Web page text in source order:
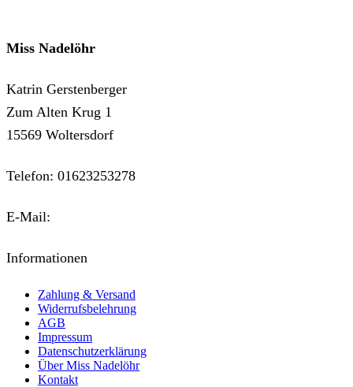
Miss Nadelöhr
Katrin Gerstenberger
Zum Alten Krug 1
15569 Woltersdorf
Telefon: 01623253278
E-Mail:
Informationen
Zahlung & Versand
Widerrufsbelehrung
AGB
Impressum
Datenschutzerklärung
Über Miss Nadelöhr
Kontakt